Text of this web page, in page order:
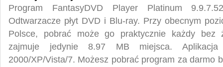
Program FantasyDVD Player Platinum
Odtwarzacze płyt DVD i Blu-ray. Przy obecnym
Polsce, pobrać może go praktycznie każdy bez
zajmuje jedynie 8.97 MB miejsca.
2000/XP/Vista/7. Możesz pobrać program za darmo